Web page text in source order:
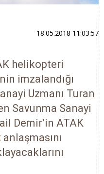
18.05.2018 11:03:57
helikopteri
imzalandığı
Uzmanı Turan
Savunma Sanayi
Demir’in ATAK